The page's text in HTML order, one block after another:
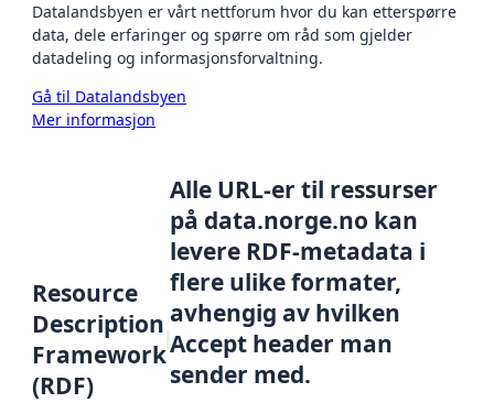
Datalandsbyen er vårt nettforum hvor du kan etterspørre
data, dele erfaringer og spørre om råd som gjelder
datadeling og informasjonsforvaltning.
Gå til Datalandsbyen
Mer informasjon
Resource
Description
Framework
(RDF)
Alle URL-er til ressurser
på data.norge.no kan
levere RDF-metadata i
flere ulike formater,
avhengig av hvilken
Accept header man
sender med.